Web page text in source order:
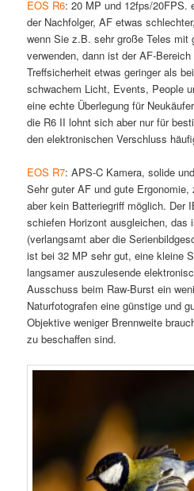
EOS R6: 20 MP und 12fps/20FPS.
der Nachfolger, AF etwas
wenn Sie z.B. sehr große Teles mit
verwenden, dann ist der AF-
Treffsicherheit etwas geringer als
schwachem Licht, Events, People
eine echte Überlegung für
die R6 II lohnt sich aber nur für
den elektronischen Verschluss
EOS R7: APS-C Kamera, solide
Sehr guter AF und gute
aber kein Batteriegriff möglich. Der
schiefen Horizont ausgleichen, das
(verlangsamt aber die
ist bei 32 MP sehr gut, eine kleine
langsamer auszulesende
Ausschuss beim Raw-Burst ein
Naturfotografen eine günstige und
Objektive weniger Brennweite
zu beschaffen sind.